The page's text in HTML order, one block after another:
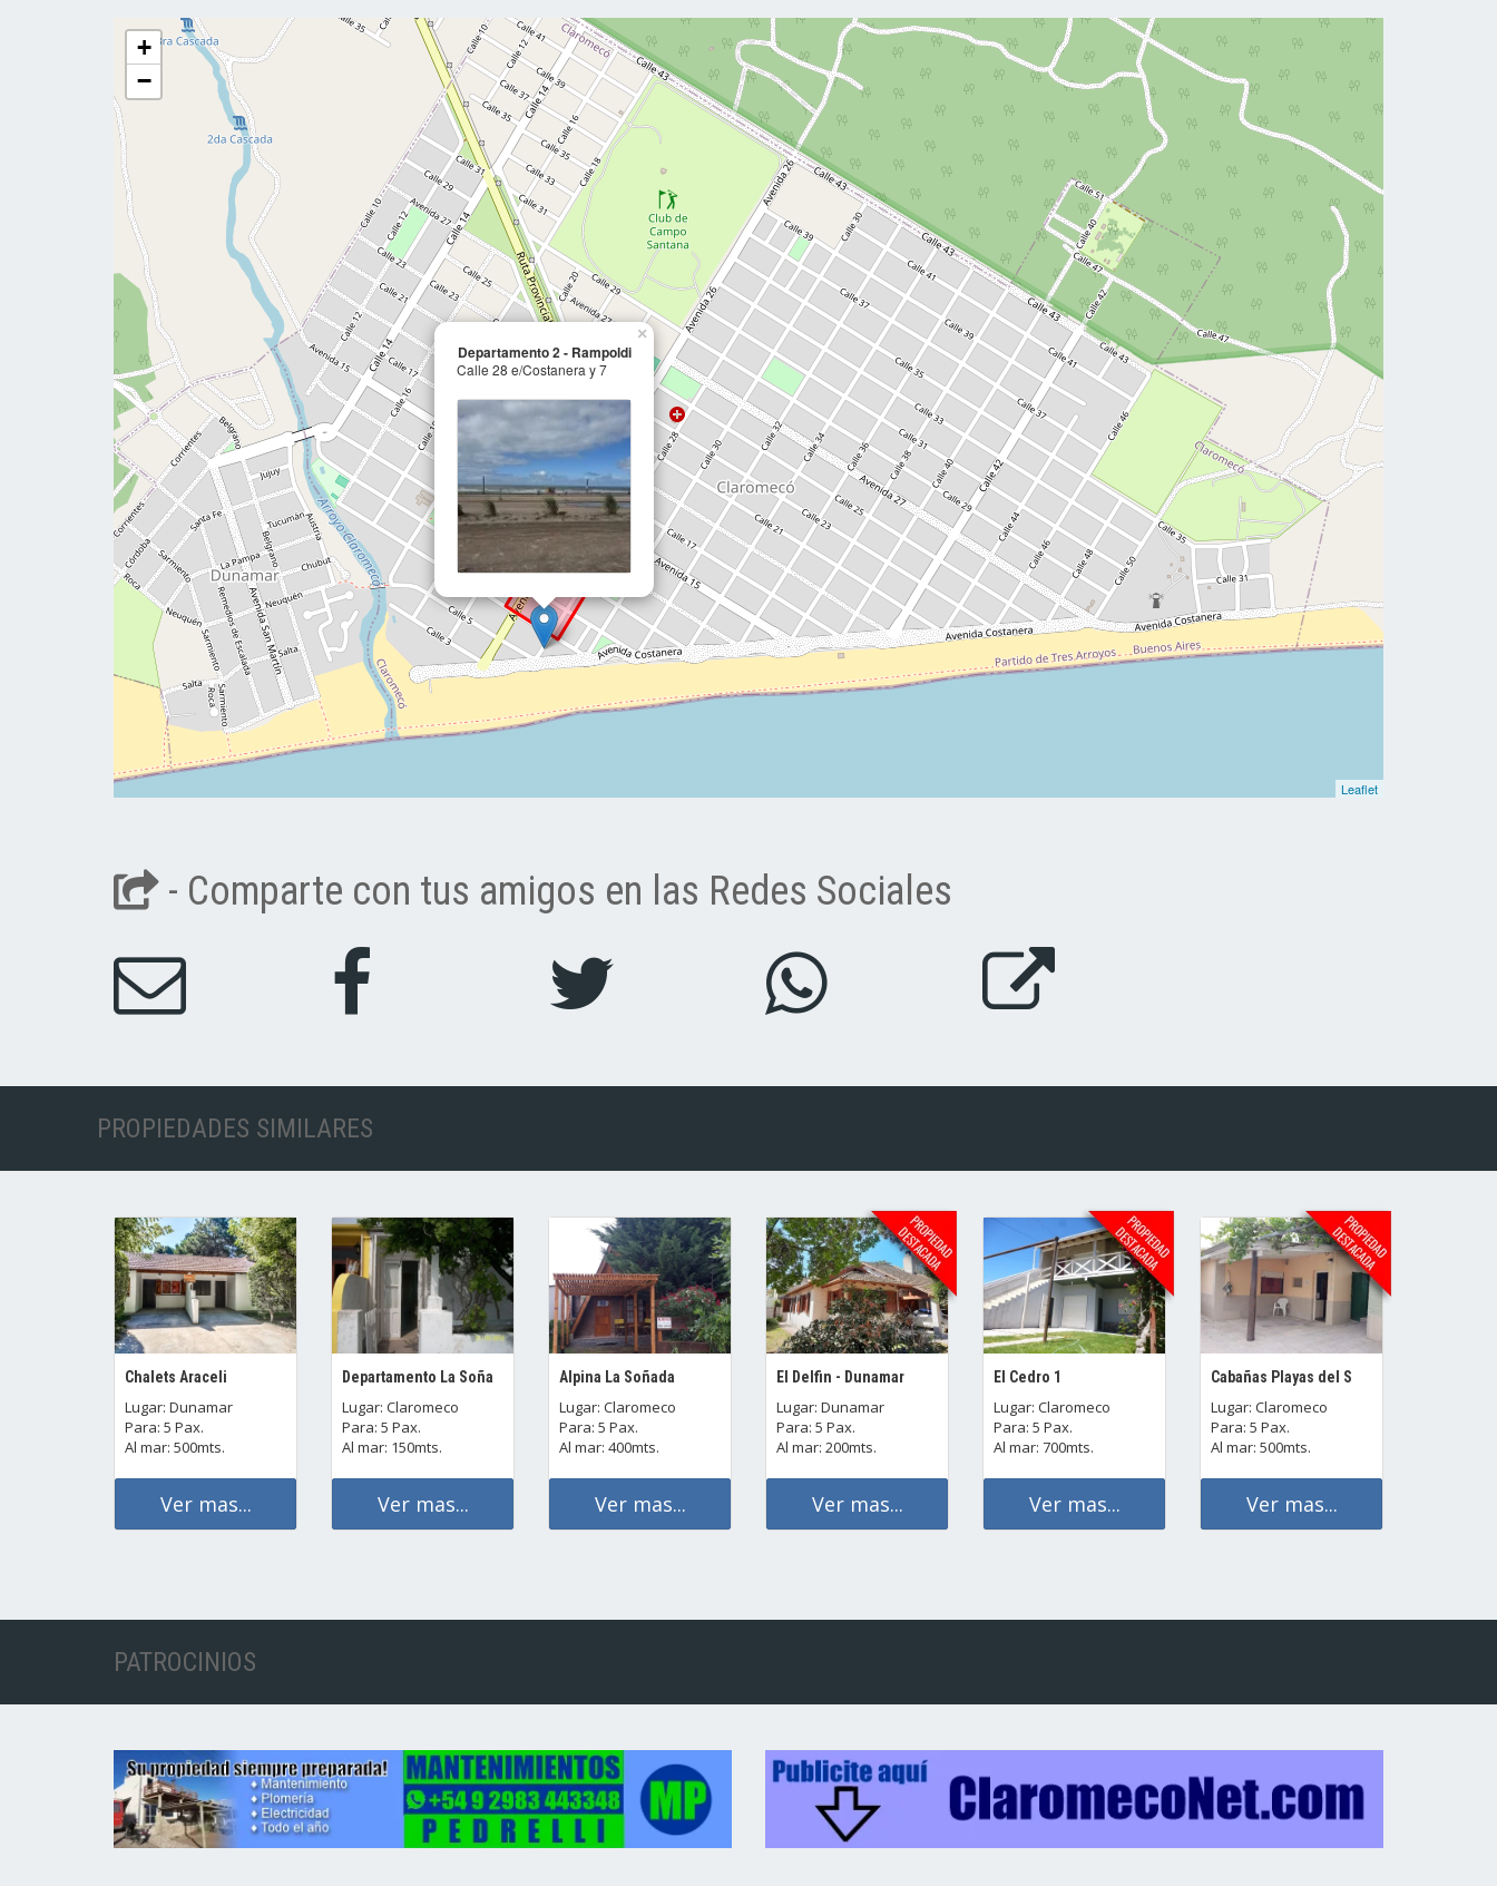
Departamento 2 - Rampoldi
Calle 28 e/Costanera y 7
×
+
−
Leaflet
- Comparte con tus amigos en las Redes Sociales
PROPIEDADES SIMILARES
Chalets Araceli
Lugar: Dunamar
Para: 5 Pax.
Al mar: 500mts.
Ver mas...
Departamento La Soña
Lugar: Claromeco
Para: 5 Pax.
Al mar: 150mts.
Ver mas...
Alpina La Soñada
Lugar: Claromeco
Para: 5 Pax.
Al mar: 400mts.
Ver mas...
El Delfin - Dunamar
Lugar: Dunamar
Para: 5 Pax.
Al mar: 200mts.
Ver mas...
El Cedro 1
Lugar: Claromeco
Para: 5 Pax.
Al mar: 700mts.
Ver mas...
Cabañas Playas del S
Lugar: Claromeco
Para: 5 Pax.
Al mar: 500mts.
Ver mas...
PATROCINIOS